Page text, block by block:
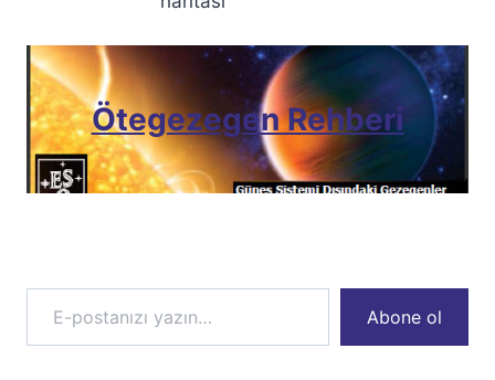
Ötegezegen Rehberi
E-postanızı yazın…
Abone ol